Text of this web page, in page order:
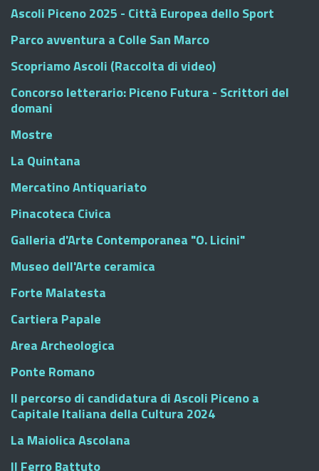
Ascoli Piceno 2025 - Città Europea dello Sport
Parco avventura a Colle San Marco
Scopriamo Ascoli (Raccolta di video)
Concorso letterario: Piceno Futura - Scrittori del
domani
Mostre
La Quintana
Mercatino Antiquariato
Pinacoteca Civica
Galleria d'Arte Contemporanea "O. Licini"
Museo dell'Arte ceramica
Forte Malatesta
Cartiera Papale
Area Archeologica
Ponte Romano
Il percorso di candidatura di Ascoli Piceno a
Capitale Italiana della Cultura 2024
La Maiolica Ascolana
Il Ferro Battuto